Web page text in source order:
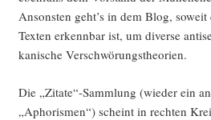
Ansons­ten geht’s in dem Blog,
Tex­ten erkenn­bar ist, um diver­se
ka­ni­sche Verschwörungstheorien.
Die „Zitate“-Sammlung (wie­der ein
„Apho­ris­men“) scheint in rech­ten